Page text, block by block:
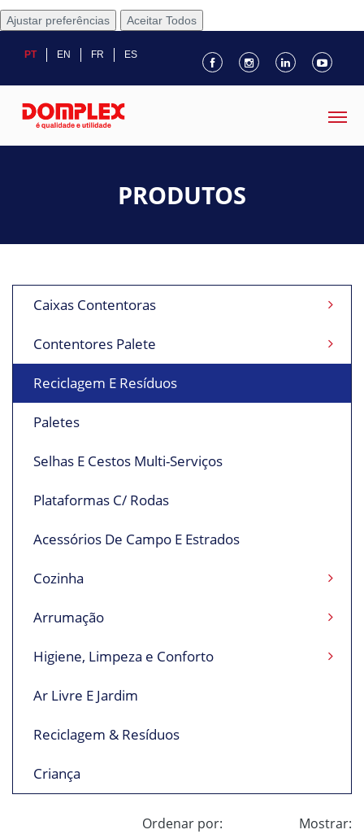
Ajustar preferências Aceitar Todos
PT EN FR ES
PRODUTOS
Caixas Contentoras
Contentores Palete
Reciclagem E Resíduos
Paletes
Selhas E Cestos Multi-Serviços
Plataformas C/ Rodas
Acessórios De Campo E Estrados
Cozinha
Arrumação
Higiene, Limpeza e Conforto
Ar Livre E Jardim
Reciclagem & Resíduos
Criança
Mostrar:
Ordenar por: